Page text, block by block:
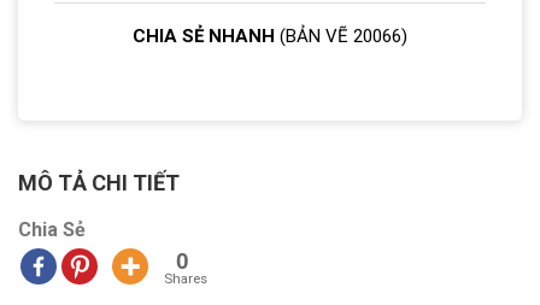
CHIA SẺ NHANH (BẢN VẼ 20066)
MÔ TẢ CHI TIẾT
Chia Sẻ
0
Shares